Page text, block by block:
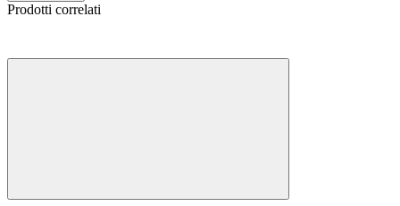
Prodotti correlati